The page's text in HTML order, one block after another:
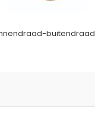
buitendraad